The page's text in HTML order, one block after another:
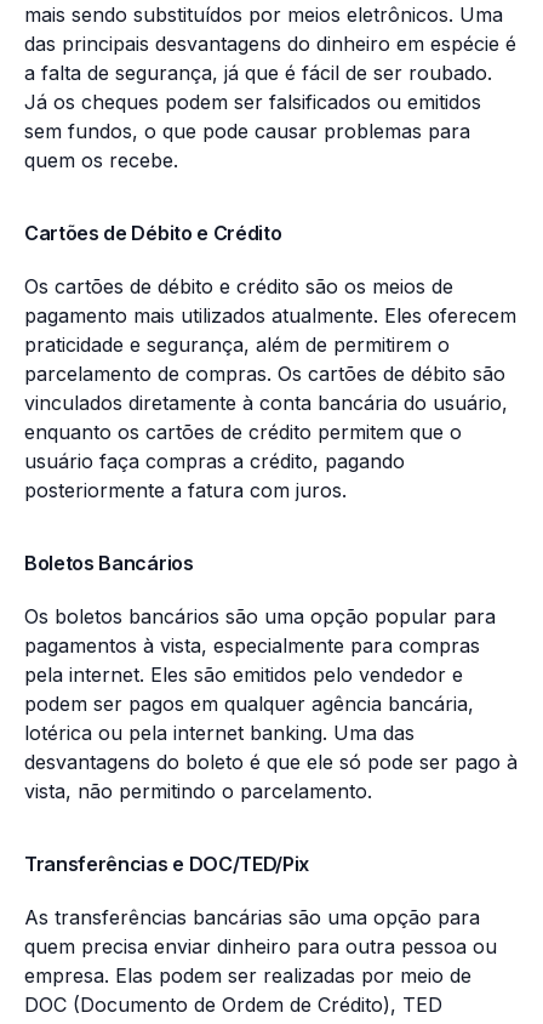
mais sendo substituídos por meios eletrônicos. Uma
das principais desvantagens do dinheiro em espécie é
a falta de segurança, já que é fácil de ser roubado.
Já os cheques podem ser falsificados ou emitidos
sem fundos, o que pode causar problemas para
quem os recebe.
Cartões de Débito e Crédito
Os cartões de débito e crédito são os meios de
pagamento mais utilizados atualmente. Eles oferecem
praticidade e segurança, além de permitirem o
parcelamento de compras. Os cartões de débito são
vinculados diretamente à conta bancária do usuário,
enquanto os cartões de crédito permitem que o
usuário faça compras a crédito, pagando
posteriormente a fatura com juros.
Boletos Bancários
Os boletos bancários são uma opção popular para
pagamentos à vista, especialmente para compras
pela internet. Eles são emitidos pelo vendedor e
podem ser pagos em qualquer agência bancária,
lotérica ou pela internet banking. Uma das
desvantagens do boleto é que ele só pode ser pago à
vista, não permitindo o parcelamento.
Transferências e DOC/TED/Pix
As transferências bancárias são uma opção para
quem precisa enviar dinheiro para outra pessoa ou
empresa. Elas podem ser realizadas por meio de
DOC (Documento de Ordem de Crédito), TED